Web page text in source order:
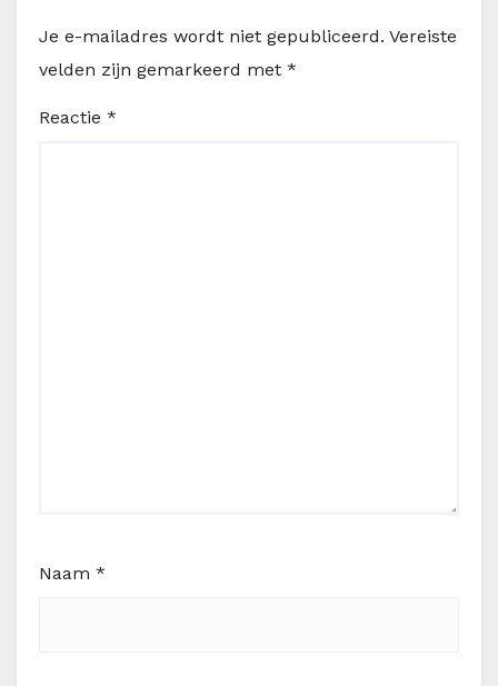
Je e-mailadres wordt niet gepubliceerd. Vereiste
velden zijn gemarkeerd met *
Reactie *
Naam *